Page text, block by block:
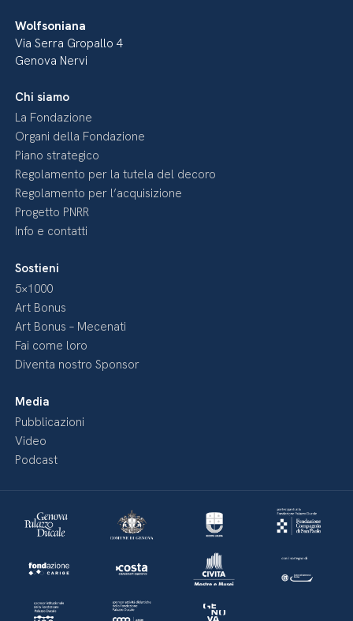
Wolfsoniana
Via Serra Gropallo 4
Genova Nervi
Chi siamo
La Fondazione
Organi della Fondazione
Piano strategico
Regolamento per la tutela del decoro
Regolamento per l’acquisizione
Progetto PNRR
Info e contatti
Sostieni
5×1000
Art Bonus
Art Bonus – Mecenati
Fai come loro
Diventa nostro Sponsor
Media
Pubblicazioni
Video
Podcast